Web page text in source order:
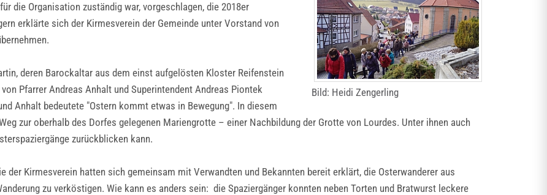
Bild: Heidi Zengerling
die Organisation zuständig war, vorgeschlagen, die 2018er
erklärte sich der Kirmesverein der Gemeinde unter Vorstand von
deren Barockaltar aus dem einst aufgelösten Kloster Reifenstein
Pfarrer Andreas Anhalt und Superintendent Andreas Piontek
Anhalt bedeutete "Ostern kommt etwas in Bewegung". In diesem
zur oberhalb des Dorfes gelegenen Mariengrotte – einer Nachbildung der Grotte von Lourdes. Unter ihnen auch
zurückblicken kann.
der Kirmesverein hatten sich gemeinsam mit Verwandten und Bekannten bereit erklärt, die Osterwanderer aus
zu verköstigen. Wie kann es anders sein: die Spaziergänger konnten neben Torten und Bratwurst leckere